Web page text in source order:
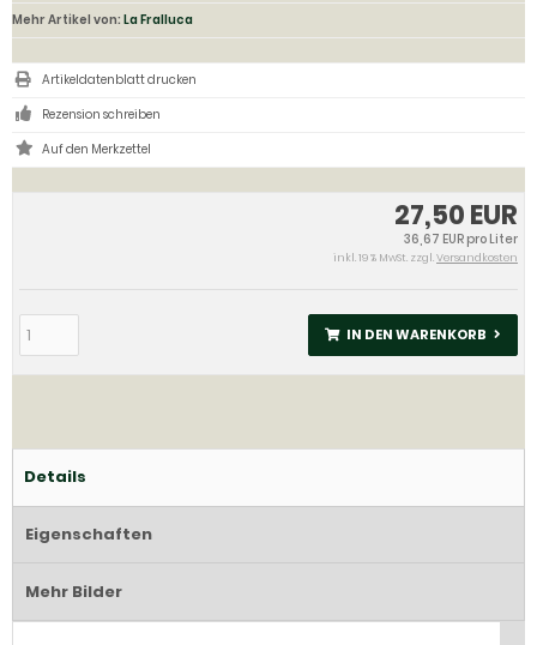
27,50 EUR
36,67 EUR pro Liter
inkl. 19 % MwSt. zzgl.Versandkosten
IN DEN WARENKORB
Mehr Artikel von: La Fralluca
Artikeldatenblatt drucken
Rezension schreiben
Details
Eigenschaften
Mehr Bilder